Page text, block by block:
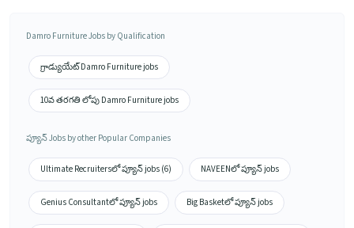
Damro Furniture Jobs by Qualification
గ్రాడ్యుయేట్ Damro Furniture jobs
10వ తరగతి లోపు Damro Furniture jobs
ప్యూన్ Jobs by other Popular Companies
Ultimate Recruitersలో ప్యూన్ jobs (6) NAVEENలో ప్యూన్ jobs
Genius Consultantలో ప్యూన్ jobs Big Basketలో ప్యూన్ jobs